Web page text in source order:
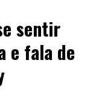
sentir
e fala de